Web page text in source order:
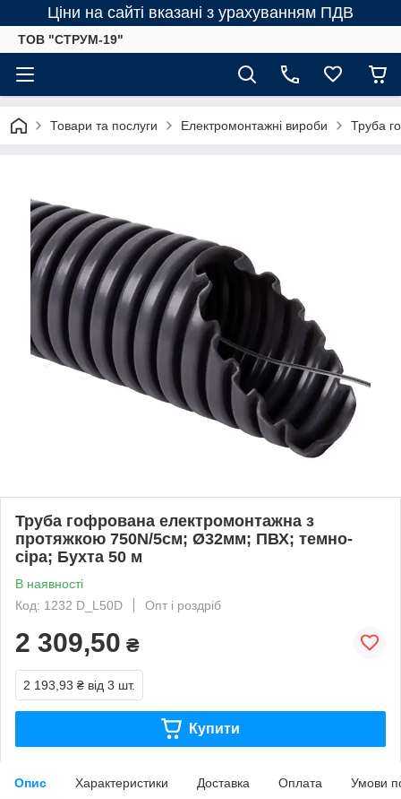
Ціни на сайті вказані з урахуванням ПДВ
ТОВ "СТРУМ-19"
Товари та послуги Електромонтажні вироби Труба
Труба гофрована електромонтажна з
протяжкою 750N/5см; Ø32мм; ПВХ; темно-
сіра; Бухта 50 м
В наявності
Код: 1232 D_L50D
Опт і роздріб
2 309,50 ₴
2 193,93 ₴ від 3 шт.
Купити
Опис Характеристики Доставка Оплата Умови